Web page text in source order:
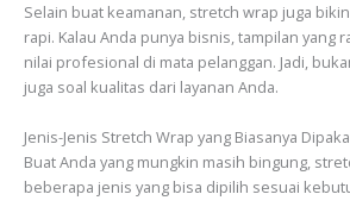
Selain buat keamanan, stretch wrap juga
rapi. Kalau Anda punya bisnis, tampilan yang
nilai profesional di mata pelanggan. Jadi,
juga soal kualitas dari layanan Anda.
Jenis-Jenis Stretch Wrap yang Biasanya
Buat Anda yang mungkin masih bingung,
beberapa jenis yang bisa dipilih sesuai